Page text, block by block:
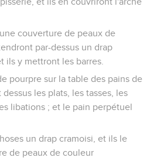
couverture de peaux de
par-dessus un drap
ils y mettront les barres.
pourpre sur la table des pains de
les plats, les tasses, les
libations ; et le pain perpétuel
un drap cramoisi, et ils le
de peaux de couleur